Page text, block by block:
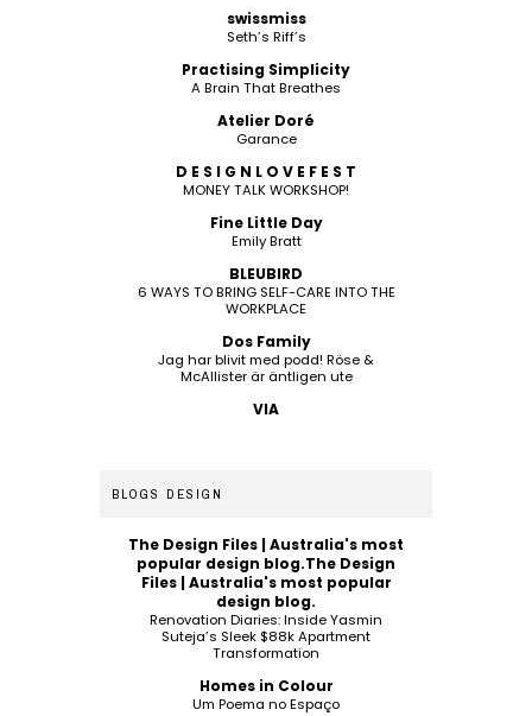
swissmiss
Seth’s Riff’s
Practising Simplicity
A Brain That Breathes
Atelier Doré
Garance
D E S I G N L O V E F E S T
MONEY TALK WORKSHOP!
Fine Little Day
Emily Bratt
BLEUBIRD
6 WAYS TO BRING SELF-CARE INTO THE
WORKPLACE
Dos Family
Jag har blivit med podd! Röse &
McAllister är äntligen ute
VIA
BLOGS DESIGN
The Design Files | Australia's most
popular design blog.The Design
Files | Australia's most popular
design blog.
Renovation Diaries: Inside Yasmin
Suteja’s Sleek $88k Apartment
Transformation
Homes in Colour
Um Poema no Espaço